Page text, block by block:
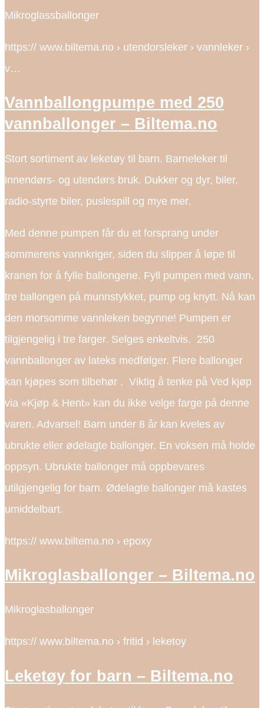
Mikroglassballonger
https:// www.biltema.no › utendorsleker › vannleker ›
v…
Vannballongpumpe med 250
vannballonger – Biltema.no
Stort sortiment av leketøy til barn. Barneleker til
innendørs- og utendørs bruk. Dukker og dyr, biler,
radio-styrte biler, puslespill og mye mer.
Med denne pumpen får du et forsprang under
sommerens vannkriger, siden du slipper å løpe til
kranen for å fylle ballongene. Fyll pumpen med vann,
tre ballongen på munnstykket, pump og knytt. Nå kan
den morsomme vannleken begynne! Pumpen er
tilgjengelig i tre farger. Selges enkeltvis. 250
vannballonger av lateks medfølger. Flere ballonger
kan kjøpes som tilbehør . Viktig å tenke på Ved kjøp
via «Kjøp & Hent» kan du ikke velge farge på denne
varen. Advarsel! Barn under 8 år kan kveles av
ubrukte eller ødelagte ballonger. En voksen må holde
oppsyn. Ubrukte ballonger må oppbevares
utilgjengelig for barn. Ødelagte ballonger må kastes
umiddelbart.
https:// www.biltema.no › epoxy
Mikroglasballonger – Biltema.no
Mikroglasballonger
https:// www.biltema.no › fritid › leketoy
Leketøy for barn – Biltema.no